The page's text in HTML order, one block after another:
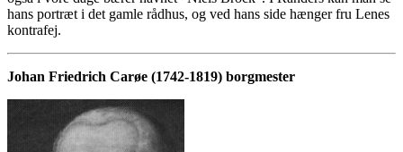
hans portræt i det gamle rådhus, og ved hans side hænger fru Lenes
kontrafej.
Johan Friedrich Carøe (1742-1819) borgmester